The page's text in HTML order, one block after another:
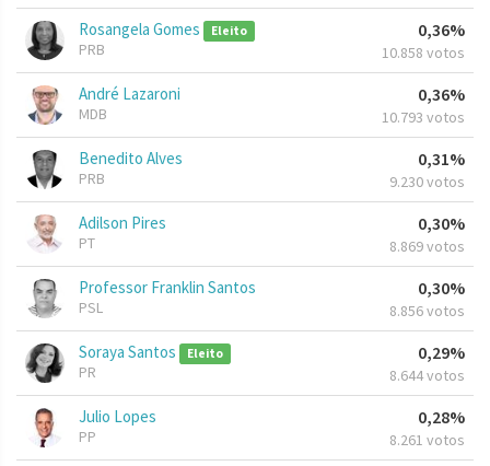
Rosangela Gomes Eleito
PRB
0,36%
10.858 votos
André Lazaroni
MDB
0,36%
10.793 votos
Benedito Alves
PRB
0,31%
9.230 votos
Adilson Pires
PT
0,30%
8.869 votos
Professor Franklin Santos
PSL
0,30%
8.856 votos
Soraya Santos Eleito
PR
0,29%
8.644 votos
Julio Lopes
PP
0,28%
8.261 votos